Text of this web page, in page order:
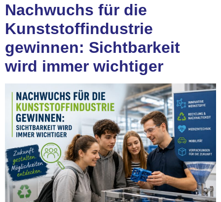
Nachwuchs für die
Kunststoffindustrie
gewinnen: Sichtbarkeit
wird immer wichtiger